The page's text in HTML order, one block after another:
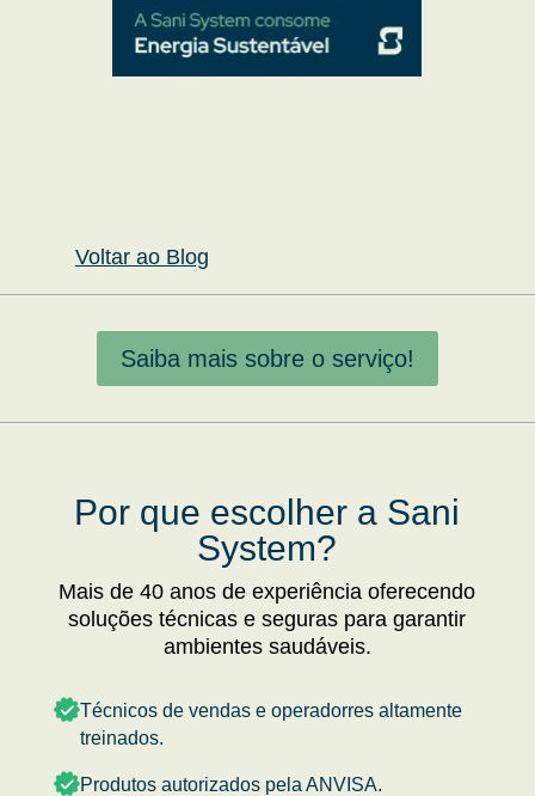
Voltar ao Blog
Saiba mais sobre o serviço!
Por que escolher a Sani
System?
Mais de 40 anos de experiência oferecendo
soluções técnicas e seguras para garantir
ambientes saudáveis.
Técnicos de vendas e operadorres altamente
treinados.
Produtos autorizados pela ANVISA.